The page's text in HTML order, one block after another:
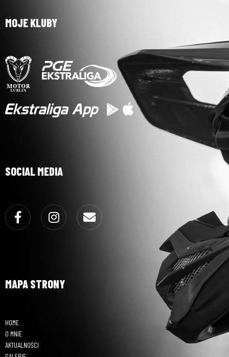
MOJE KLUBY
SOCIAL MEDIA
Facebook Instagram
MAPA STRONY
HOME
O MNIE
AKTUALNOŚCI